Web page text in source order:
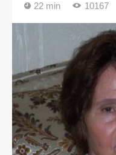
22 min 10167